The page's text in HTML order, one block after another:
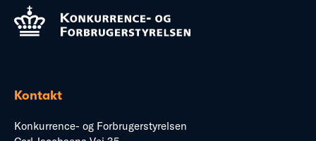
Kontakt
Konkurrence- og Forbrugerstyrelsen